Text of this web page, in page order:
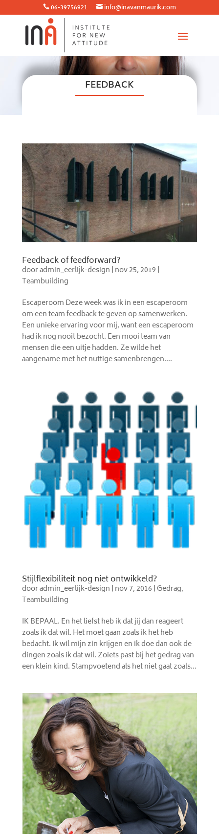
 06-39756921  info@inavanmaurik.com
FEEDBACK
Feedback of feedforward?
dooradmin_eerlijk-design | nov 25, 2019 |
Teambuilding
Escaperoom Deze week was ik in een escaperoom
om een team feedback te geven op samenwerken.
Een unieke ervaring voor mij, want een escaperoom
had ik nog nooit bezocht. Een mooi team van
mensen die een uitje hadden. Ze wilde het
aangename met het nuttige samenbrengen....
Stijlflexibiliteit nog niet ontwikkeld?
dooradmin_eerlijk-design | nov 7, 2016 |Gedrag,
Teambuilding
IK BEPAAL. En het liefst heb ik dat jij dan reageert
zoals ik dat wil. Het moet gaan zoals ik het heb
bedacht. Ik wil mijn zin krijgen en ik doe dan ook de
dingen zoals ik dat wil. Zoiets past bij het gedrag van
een klein kind. Stampvoetend als het niet gaat zoals...